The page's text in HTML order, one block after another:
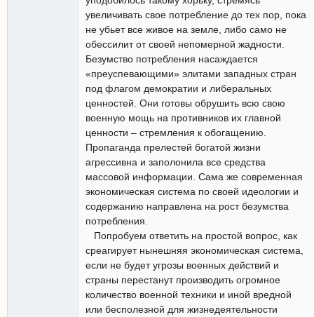
увеличивать свое потребление до тех пор, пока
не убьет все живое на земле, либо само не
обессилит от своей непомерной жадности.
Безумство потребления насаждается
«преуспевающими» элитами западных стран
под флагом демократии и либеральных
ценностей. Они готовы обрушить всю свою
военную мощь на противников их главной
ценности – стремления к обогащению.
Пропаганда прелестей богатой жизни
агрессивна и заполонила все средства
массовой информации. Сама же современная
экономическая система по своей идеологии и
содержанию направлена на рост безумства
потребления.
Попробуем ответить на простой вопрос, как
среагирует нынешняя экономическая система,
если не будет угрозы военных действий и
страны перестанут производить огромное
количество военной техники и иной вредной
или бесполезной для жизнедеятельности